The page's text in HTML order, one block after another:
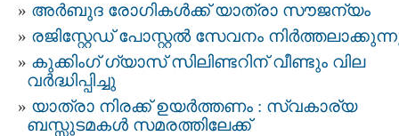
അർബുദ രോഗികൾക്ക് യാത്രാ സൗജന്യം
രജിസ്റ്റേഡ് പോസ്റ്റല്‍ സേവനം
കുക്കിംഗ് ഗ്യാസ് സിലിണ്ടറിന് വീണ്ടും വില
വര്‍ദ്ധിപ്പിച്ചു
യാത്രാ നിരക്ക് ഉയർത്തണം : സ്വകാര്യ
ബസ്സുടമകള്‍ സമരത്തിലേക്ക്